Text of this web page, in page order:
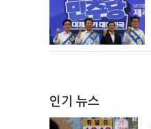
인기 뉴스